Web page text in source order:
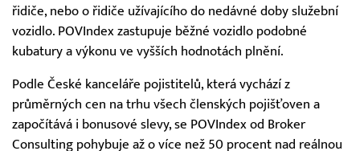
řidiče, nebo o řidiče užívajícího do nedávné doby služební
vozidlo. POVIndex zastupuje běžné vozidlo podobné
kubatury a výkonu ve vyšších hodnotách plnění.
Podle České kanceláře pojistitelů, která vychází z
průměrných cen na trhu všech členských pojišťoven a
započítává i bonusové slevy, se POVIndex od Broker
Consulting pohybuje až o více než 50 procent nad reálnou